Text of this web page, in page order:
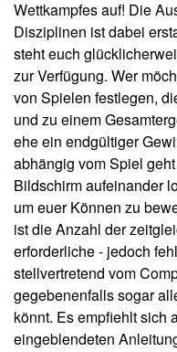
zumindest mal eine
die Steuerung nicht
ein kleiner Einblick
Hochseilakt: (1-4
Versucht das
Äffchen hoch oben auf
balanciert. Dazu hält
den Händen, die ihr
Verlagern des
runter zu fallen. Das
selbst, während ihr die
Bildschirm haltet.
Angriff aus dem All: